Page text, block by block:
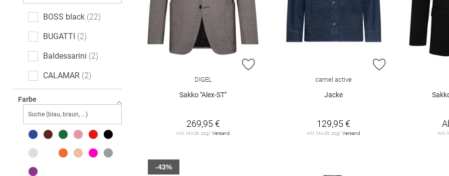
46 48 50
54 56 58 60
64 66
70
102
114
BOSS black 22
BUGATTI 2
Baldessarini 2
CALAMAR 2
1
CINQUE 15
DIGEL 94
DISTRETTO12
Farbe
ZUR WUNSCHLISTE HINZUFÜGEN
DIGEL
Sakko "Alex-ST"
269,95 €
inkl. MwSt. zzgl. Versand
ZUR
camel active
Jacke
129,95 €
inkl. MwSt. zzgl.Versand inkl.
-43%